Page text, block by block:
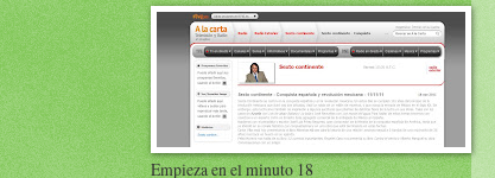
Empieza en el minuto 18